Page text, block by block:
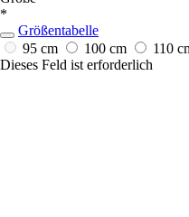
*
Größentabelle
95 cm
100 cm 110
Dieses Feld ist erforderlich